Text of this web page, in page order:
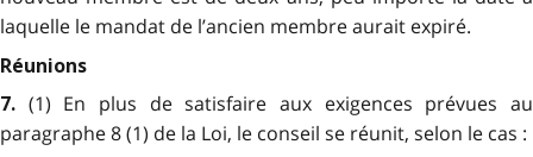
laquelle le mandat de l’ancien membre aurait expiré.
Réunions
7. (1) En plus de satisfaire aux exigences prévues au
paragraphe 8 (1) de la Loi, le conseil se réunit, selon le cas :